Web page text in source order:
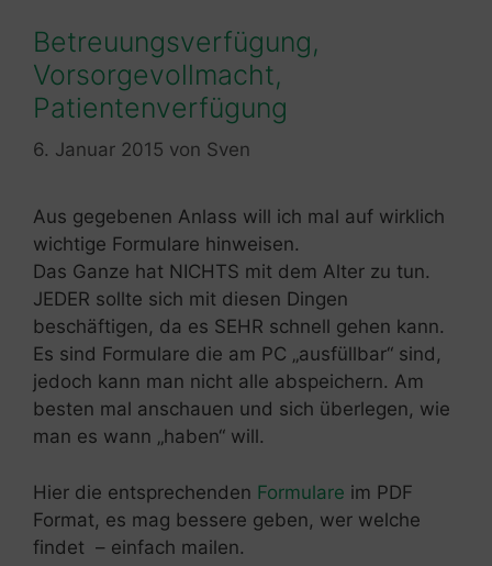
Betreuungsverfügung,
Vorsorgevollmacht,
Patientenverfügung
6. Januar 2015 von Sven
Aus gegebenen Anlass will ich mal auf wirklich
wichtige Formulare hinweisen.
Das Ganze hat NICHTS mit dem Alter zu tun.
JEDER sollte sich mit diesen Dingen
beschäftigen, da es SEHR schnell gehen kann.
Es sind Formulare die am PC „ausfüllbar“ sind,
jedoch kann man nicht alle abspeichern. Am
besten mal anschauen und sich überlegen, wie
man es wann „haben“ will.
Hier die entsprechenden Formulare im PDF
Format, es mag bessere geben, wer welche
findet – einfach mailen.